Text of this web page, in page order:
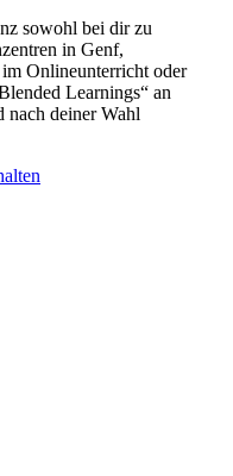
sowohl bei dir zu
in Genf,
Onlineunterricht oder
Learnings“ an
nach deiner Wahl